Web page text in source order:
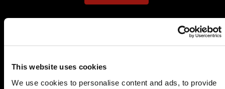
This website uses cookies
We use cookies to personalise content and ads, to provide